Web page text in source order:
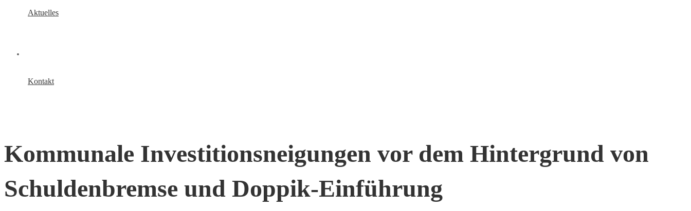
Aktuelles
Kontakt
Kommunale Investitionsneigungen vor dem Hintergrund von
Schuldenbremse und Doppik-Einführung